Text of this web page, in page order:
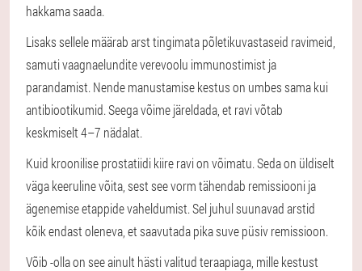
hakkama saada.
Lisaks sellele määrab arst tingimata põletikuvastaseid ravimeid,
samuti vaagnaelundite verevoolu immunostimist ja
parandamist. Nende manustamise kestus on umbes sama kui
antibiootikumid. Seega võime järeldada, et ravi võtab
keskmiselt 4–7 nädalat.
Kuid kroonilise prostatiidi kiire ravi on võimatu. Seda on üldiselt
väga keeruline võita, sest see vorm tähendab remissiooni ja
ägenemise etappide vaheldumist. Sel juhul suunavad arstid
kõik endast oleneva, et saavutada pika suve püsiv remissioon.
Võib -olla on see ainult hästi valitud teraapiaga, mille kestust